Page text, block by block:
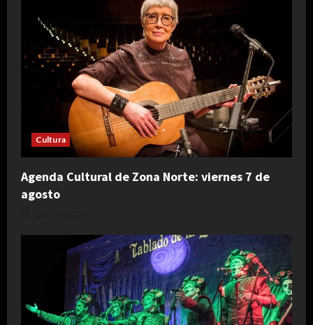
Cultura
Agenda Cultural de Zona Norte: viernes 7 de
agosto